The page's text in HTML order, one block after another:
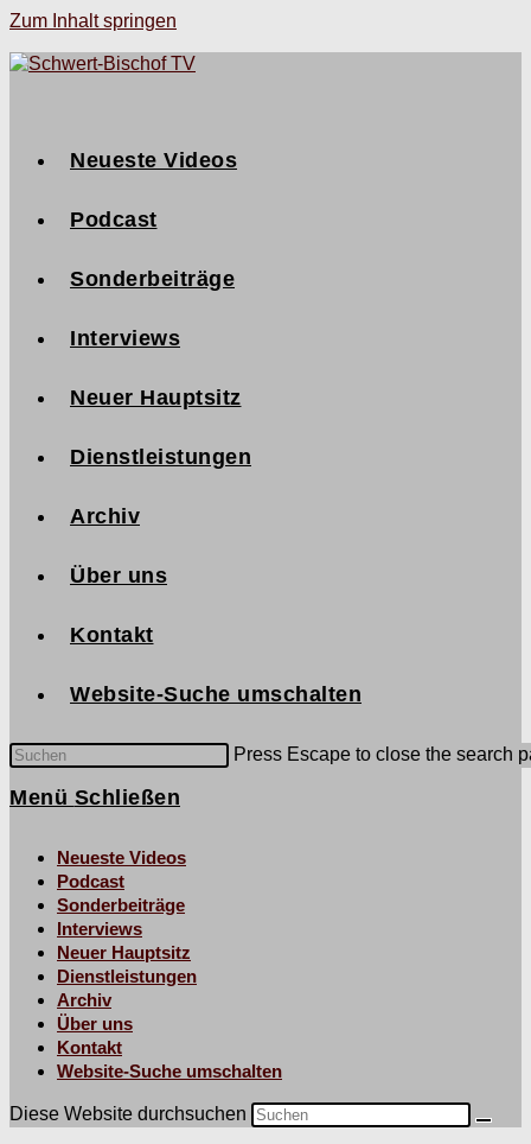
Zum Inhalt springen
Neueste Videos
Podcast
Sonderbeiträge
Interviews
Neuer Hauptsitz
Dienstleistungen
Archiv
Über uns
Kontakt
Website-Suche umschalten
Press Escape to close the search
Menü Schließen
Neueste Videos
Podcast
Sonderbeiträge
Interviews
Neuer Hauptsitz
Dienstleistungen
Archiv
Über uns
Kontakt
Website-Suche umschalten
Diese Website durchsuchen